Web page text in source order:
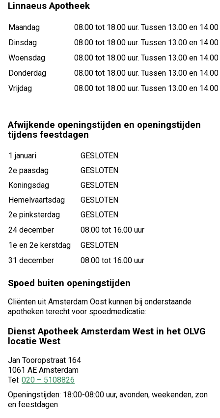
Linnaeus Apotheek
Maandag
08.00 tot 18.00 uur. Tussen 13.00 en
Dinsdag
08.00 tot 18.00 uur. Tussen 13.00 en
Woensdag
08.00 tot 18.00 uur. Tussen 13.00 en
Donderdag
08.00 tot 18.00 uur. Tussen 13.00 en
Vrijdag
08.00 tot 18.00 uur. Tussen 13.00 en
Afwijkende openingstijden en openingstijden
tijdens feestdagen
1 januari
GESLOTEN
2e paasdag
GESLOTEN
Koningsdag
GESLOTEN
Hemelvaartsdag
GESLOTEN
2e pinksterdag
GESLOTEN
24 december
08.00 tot 16.00 uur
1e en 2e kerstdag
GESLOTEN
31 december
08.00 tot 16.00 uur
Spoed buiten openingstijden
Cliënten uit Amsterdam Oost kunnen bij onderstaande
apotheken terecht voor spoedmedicatie:
Dienst Apotheek Amsterdam West in het OLVG
locatie West
Jan Tooropstraat 164
1061 AE Amsterdam
Tel: 020 – 5108826
Openingstijden: 18:00-08:00 uur, avonden, weekenden, zon
en feestdagen